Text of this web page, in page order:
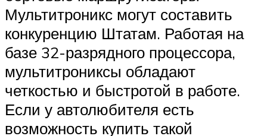
Мультитроникс могут составить
конкуренцию Штатам. Работая на
базе 32-разрядного процессора,
мультитрониксы обладают
четкостью и быстротой в работе.
Если у автолюбителя есть
возможность купить такой